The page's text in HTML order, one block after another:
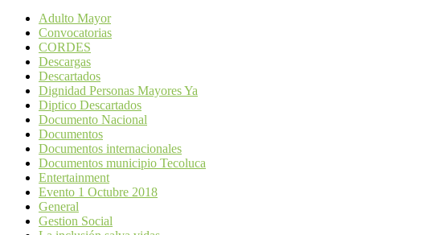
Adulto Mayor
Convocatorias
CORDES
Descargas
Descartados
Dignidad Personas Mayores Ya
Diptico Descartados
Documento Nacional
Documentos
Documentos internacionales
Documentos municipio Tecoluca
Entertainment
Evento 1 Octubre 2018
General
Gestion Social